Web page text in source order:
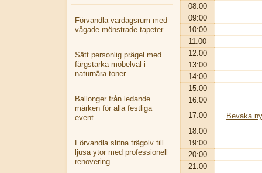
08:00
09:00
10:00
11:00
12:00
13:00
14:00
15:00
16:00
17:00
Bevaka
18:00
19:00
20:00
21:00
Förvandla vardagsrum med
vågade mönstrade tapeter
Sätt personlig prägel med
färgstarka möbelval i
naturnära toner
Ballonger från ledande
märken för alla festliga
event
Förvandla slitna trägolv till
ljusa ytor med professionell
renovering